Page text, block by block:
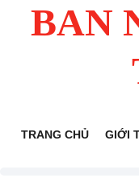
BAN
TRANG CHỦ GIỚI